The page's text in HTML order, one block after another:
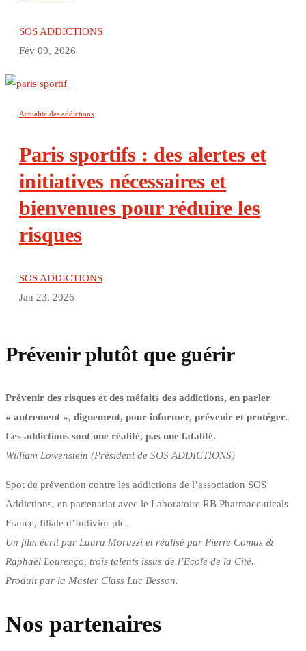
SOS ADDICTIONS
Fév 09, 2026
Actualité des addictions
Paris sportifs : des alertes et
initiatives nécessaires et
bienvenues pour réduire les
risques
SOS ADDICTIONS
Jan 23, 2026
Prévenir plutôt que guérir
Prévenir des risques et des méfaits des addictions, en parler
« autrement », dignement, pour informer, prévenir et protéger.
Les addictions sont une réalité, pas une fatalité.
William Lowenstein (Président de SOS ADDICTIONS)
Spot de prévention contre les addictions de l’association SOS
Addictions, en partenariat avec le Laboratoire RB Pharmaceuticals
France, filiale d’Indivior plc.
Un film écrit par Laura Moruzzi et réalisé par Pierre Comas &
Raphaël Lourenço, trois talents issus de l’Ecole de la Cité.
Produit par la Master Class Luc Besson.
Nos partenaires